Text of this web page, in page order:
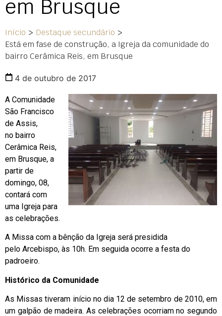
em Brusque
Início > Destaque secundário >
Está em fase de construção, a Igreja da comunidade do
bairro Cerâmica Reis, em Brusque
4 de outubro de 2017
A Comunidade
São Francisco
de Assis,
no bairro
Cerâmica Reis,
em Brusque, a
partir de
domingo, 08,
contará com
uma Igreja para
as celebrações.
A Missa com a bênção da Igreja será presidida
pelo Arcebispo, às 10h. Em seguida ocorre a festa do
padroeiro.
Histórico da Comunidade
As Missas tiveram início no dia 12 de setembro de 2010, em
um galpão de madeira. As celebrações ocorriam no segundo